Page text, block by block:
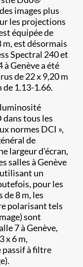
images plus
les projections
équipée de
m, est désormais
Spectral 240 et
à Genève a été
de 22 x 9,20 m
de 1.13-1.66.
tous les
normes DCI »,
de
largeur d'écran,
salles à Genève
un
pour les
de 8 m, les
polarisant tels
sont
7 à Genève,
x 6 m,
passif à filtre